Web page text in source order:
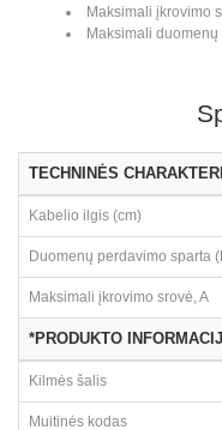
Maksimali įkrovimo
Maksimali
TECHNINĖS
Kabelio ilgis (cm)
Duomenų perdavimo sparta
Maksimali įkrovimo srovė, A
*PRODUKTO
Kilmės šalis
Muitinės kodas